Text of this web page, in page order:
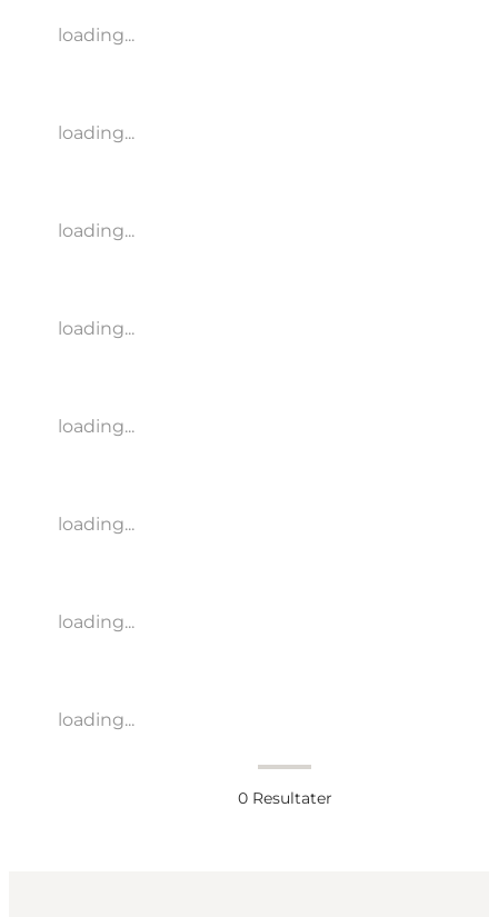
loading...
loading...
loading...
loading...
loading...
loading...
loading...
loading...
0 Resultater